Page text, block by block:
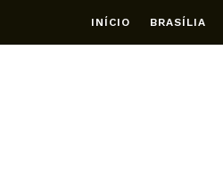
INÍCIO BRASÍLIA